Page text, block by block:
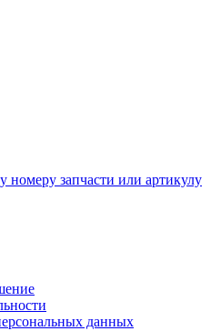
запчасти или артикулу
данных